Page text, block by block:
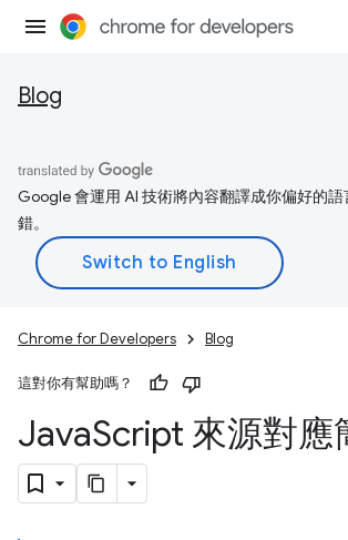
Blog
Google 會運用 AI 技術將內容翻譯成你偏好的語
錯。
Chrome for Developers Blog
這對你有幫助嗎？
JavaScript 來源對應